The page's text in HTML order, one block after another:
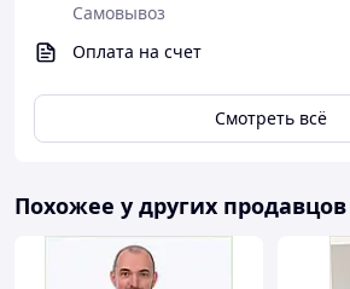
Самовывоз
Оплата на счет
Смотреть всё
Похожее у других продавцов